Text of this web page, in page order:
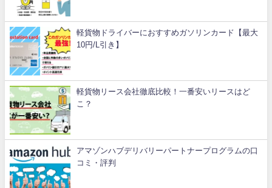
軽貨物ドライバーにおすすめガソリンカード【最大
10円/L引き】
軽貨物リース会社徹底比較！一番安いリースはど
こ？
アマゾンハブデリバリーパートナープログラムの口
コミ・評判